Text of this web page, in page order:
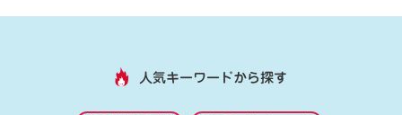
人気キーワードから探す